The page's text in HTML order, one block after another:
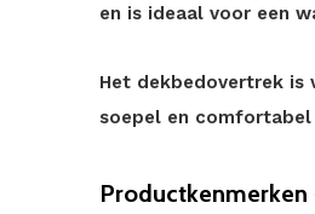
en is ideaal voor een
Het dekbedovertrek is
soepel en